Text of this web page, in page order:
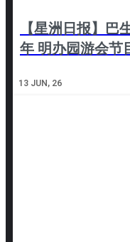
【星洲日报】巴
年 明办园游会节
13 JUN, 26